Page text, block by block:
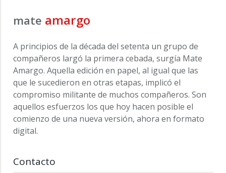
mate amargo
A principios de la década del setenta un grupo de
compañeros largó la primera cebada, surgía Mate
Amargo. Aquella edición en papel, al igual que las
que le sucedieron en otras etapas, implicó el
compromiso militante de muchos compañeros. Son
aquellos esfuerzos los que hoy hacen posible el
comienzo de una nueva versión, ahora en formato
digital.
Contacto